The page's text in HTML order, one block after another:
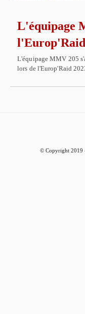
L'équipage
L'équipage MMV 205
lors de l'Europ'Raid
© Copyright 2019